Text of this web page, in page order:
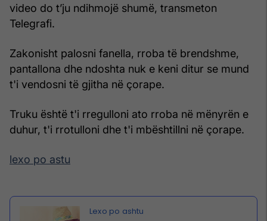
video do t’ju ndihmojë shumë, transmeton
Telegrafi.
Zakonisht palosni fanella, rroba të brendshme,
pantallona dhe ndoshta nuk e keni ditur se mund
t'i vendosni të gjitha në çorape.
Truku është t'i rregulloni ato rroba në mënyrën e
duhur, t'i rrotulloni dhe t'i mbështillni në çorape.
lexo po astu